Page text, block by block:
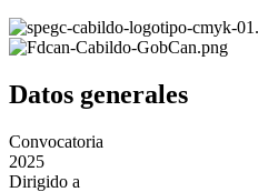
Datos generales
Convocatoria
2025
Dirigido a